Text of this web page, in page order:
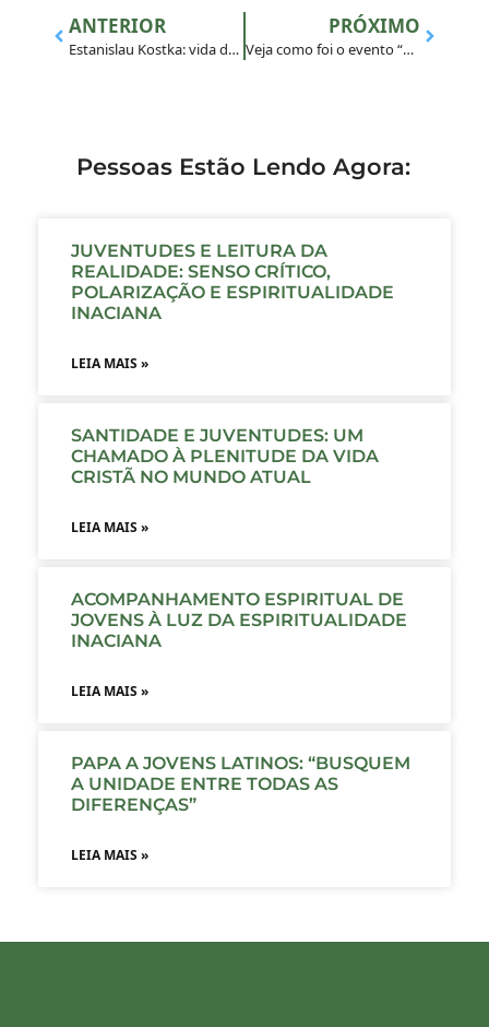
ANTERIOR
Estanislau Kostka: vida doada em busca do magis
PRÓXIMO
Veja como foi o evento “Economia de Francisco”
Pessoas Estão Lendo Agora:
JUVENTUDES E LEITURA DA
REALIDADE: SENSO CRÍTICO,
POLARIZAÇÃO E ESPIRITUALIDADE
INACIANA
LEIA MAIS »
SANTIDADE E JUVENTUDES: UM
CHAMADO À PLENITUDE DA VIDA
CRISTÃ NO MUNDO ATUAL
LEIA MAIS »
ACOMPANHAMENTO ESPIRITUAL DE
JOVENS À LUZ DA ESPIRITUALIDADE
INACIANA
LEIA MAIS »
PAPA A JOVENS LATINOS: “BUSQUEM
A UNIDADE ENTRE TODAS AS
DIFERENÇAS”
LEIA MAIS »